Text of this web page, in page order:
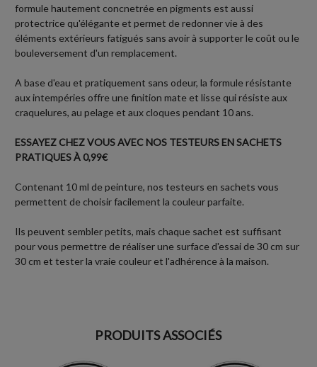
formule hautement concnetrée en pigments est aussi
protectrice qu'élégante et permet de redonner vie à des
éléments extérieurs fatigués sans avoir à supporter le coût ou le
bouleversement d'un remplacement.
A base d'eau et pratiquement sans odeur, la formule résistante
aux intempéries offre une finition mate et lisse qui résiste aux
craquelures, au pelage et aux cloques pendant 10 ans.
ESSAYEZ CHEZ VOUS AVEC NOS TESTEURS EN SACHETS
PRATIQUES À 0,99€
Contenant 10 ml de peinture, nos testeurs en sachets vous
permettent de choisir facilement la couleur parfaite.
Ils peuvent sembler petits, mais chaque sachet est suffisant
pour vous permettre de réaliser une surface d'essai de 30 cm sur
30 cm et tester la vraie couleur et l'adhérence à la maison.
PRODUITS ASSOCIÉS